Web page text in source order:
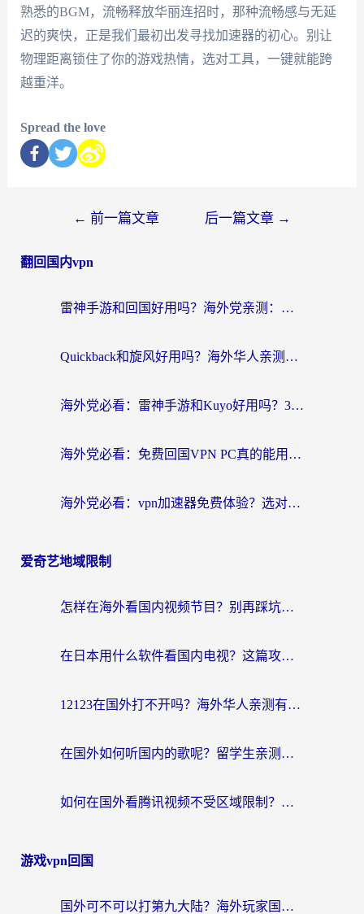
熟悉的BGM，流畅释放华丽连招时，那种流畅感与无延
迟的爽快，正是我们最初出发寻找加速器的初心。别让
物理距离锁住了你的游戏热情，选对工具，一键就能跨
越重洋。
Spread the love
← 前一篇文章 后一篇文章 →
翻回国内vpn
雷神手游和回国好用吗？海外党亲测：选对加速器才能无缝刷剧打游戏
Quickback和旋风好用吗？海外华人亲测：选对回国加速器才能无缝看央视5
海外党必看：雷神手游和Kuyo好用吗？3款回国加速器实测+避坑指南
海外党必看：免费回国VPN PC真的能用？附国内高速VPN选择全攻略
海外党必看：vpn加速器免费体验？选对回国加速器才能无缝刷国内剧玩国服
爱奇艺地域限制
怎样在海外看国内视频节目？别再踩坑！留学生和海外华人的专属解决方案
在日本用什么软件看国内电视？这篇攻略帮你告别地域限制
12123在国外打不开吗？海外华人亲测有效的回国加速方案
在国外如何听国内的歌呢？留学生亲测有效的回国加速方案
如何在国外看腾讯视频不受区域限制？留学生亲测有效的回国加速指南
游戏vpn回国
国外可不可以打第九大陆？海外玩家国服畅玩终极指南（附3大热门游戏解决妙招）